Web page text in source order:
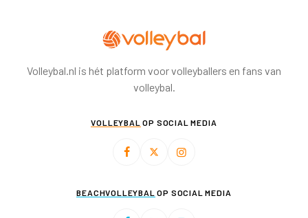
Volleybal.nl is hét platform voor volleyballers en fans van
volleybal.
VOLLEYBAL OP SOCIAL MEDIA
BEACHVOLLEYBAL OP SOCIAL MEDIA